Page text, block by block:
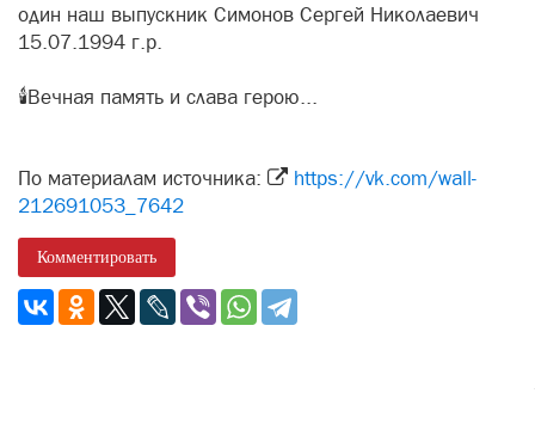
один наш выпускник Симонов Сергей Николаевич
15.07.1994 г.р.
🕯Вечная память и слава герою...
По материалам источника:
https://vk.com/wall-
212691053_7642
Комментировать